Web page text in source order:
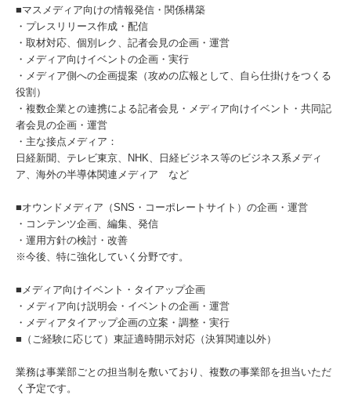
■マスメディア向けの情報発信・関係構築
・プレスリリース作成・配信
・取材対応、個別レク、記者会見の企画・運営
・メディア向けイベントの企画・実行
・メディア側への企画提案（攻めの広報として、自ら仕掛けをつくる
役割）
・複数企業との連携による記者会見・メディア向けイベント・共同記
者会見の企画・運営
・主な接点メディア：
日経新聞、テレビ東京、NHK、日経ビジネス等のビジネス系メディ
ア、海外の半導体関連メディア など
■オウンドメディア（SNS・コーポレートサイト）の企画・運営
・コンテンツ企画、編集、発信
・運用方針の検討・改善
※今後、特に強化していく分野です。
■メディア向けイベント・タイアップ企画
・メディア向け説明会・イベントの企画・運営
・メディアタイアップ企画の立案・調整・実行
■（ご経験に応じて）東証適時開示対応（決算関連以外）
業務は事業部ごとの担当制を敷いており、複数の事業部を担当いただ
く予定です。